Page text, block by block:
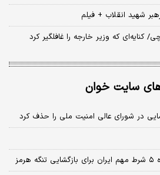
شهید انقلاب + فیلم
کنایه‌ای که وزیر خارجه را غافلگیر کرد
سایت خوان
در شورای عالی امنیت ملی را حذف کرد